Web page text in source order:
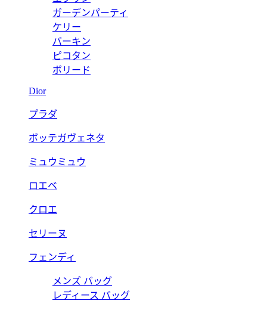
ガーデンパーティ
ケリー
バーキン
ピコタン
ボリード
Dior
プラダ
ボッテガヴェネタ
ミュウミュウ
ロエベ
クロエ
セリーヌ
フェンディ
メンズ バッグ
レディース バッグ